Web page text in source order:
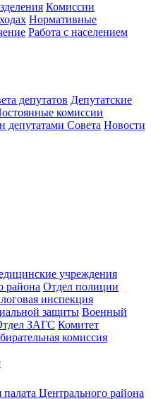
Комиссии
Нормативные
Работа с населением
депутатов Депутатские
комиссии
депутатами Совета Новости
учреждения
района Отдел полиции
инспекция
защиты Военный
ЗАГС Комитет
комиссия
Центрального района